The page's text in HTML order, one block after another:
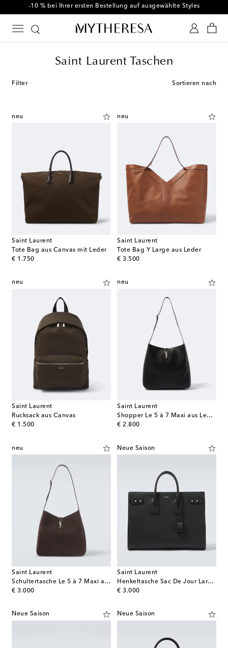
Code FIRST10 bei Bestellungen ab € 500 nutzen
Saint Laurent Taschen
Filter Sortieren nach
neu
Saint Laurent
Tote Bag aus Canvas mit Leder
€ 1.750
original price
neu
Saint Laurent
Tote Bag Y Large aus Leder
€ 3.500
original price
neu
Saint Laurent
Rucksack aus Canvas
€ 1.500
original price
neu
Saint Laurent
Shopper Le 5 à 7 Maxi aus Leder
€ 2.800
original price
neu
Saint Laurent
Schultertasche Le 5 à 7 Maxi aus Veloursleder
€ 3.000
original price
Neue Saison
Saint Laurent
Henkeltasche Sac De Jour Large aus Leder
€ 3.000
original price
Neue Saison Neue Saison